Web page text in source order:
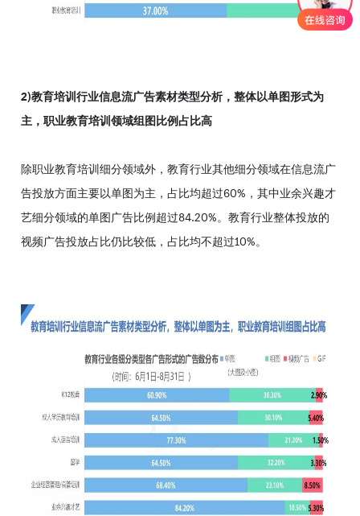
2)教育培训行业信息流广告素材类型分析，整体以单图形式为
主，职业教育培训领域组图比例占比高
除职业教育培训细分领域外，教育行业其他细分领域在信息流广
告投放方面主要以单图为主，占比均超过60%，其中业余兴趣才
艺细分领域的单图广告比例超过84.20%。教育行业整体投放的
视频广告投放占比仍比较低，占比均不超过10%。